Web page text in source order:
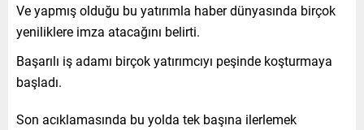
Ve yapmış olduğu bu yatırımla haber dünyasında birçok
yeniliklere imza atacağını belirti.
Başarılı iş adamı birçok yatırımcıyı peşinde koşturmaya
başladı.
Son acıklamasında bu yolda tek başına ilerlemek